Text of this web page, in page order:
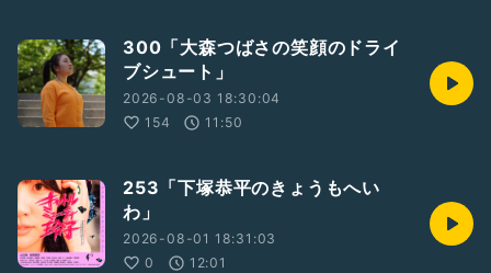
300「大森つばさの笑顔のドライ
ブシュート」
2026-08-03 18:30:04
154
11:50
253「下塚恭平のきょうもへい
わ」
2026-08-01 18:31:03
0
12:01